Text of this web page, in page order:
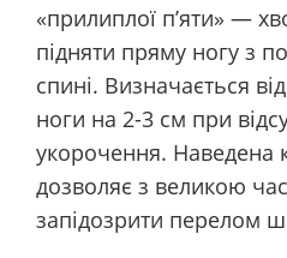
«прилиплої п’яти» —
підняти пряму ногу з
спині. Визначається
ноги на 2-3 см при
укорочення. Наведена
дозволяє з великою
запідозрити перелом